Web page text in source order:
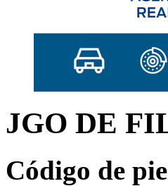
JGO DE
Código de